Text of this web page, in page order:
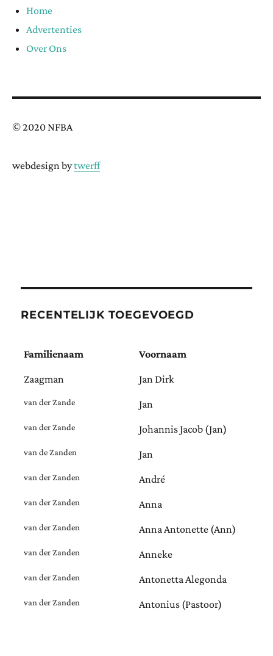
Home
Advertenties
Over Ons
© 2020 NFBA
webdesign bytwerff
RECENTELIJK TOEGEVOEGD
Familienaam Voornaam
Zaagman Jan Dirk
van der Zande Jan
van der Zande Johannis Jacob (Jan)
van de Zanden Jan
van der Zanden André
van der Zanden Anna
van der Zanden Anna Antonette (Ann)
van der Zanden Anneke
van der Zanden Antonetta Alegonda
van der Zanden Antonius (Pastoor)